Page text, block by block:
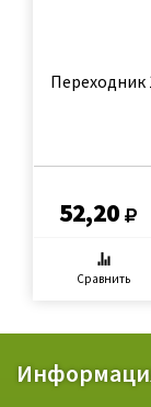
52,20
Сравнить